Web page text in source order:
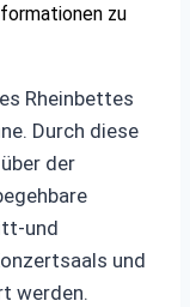
zu
Rheinbettes
Durch diese
der
und
und
werden.